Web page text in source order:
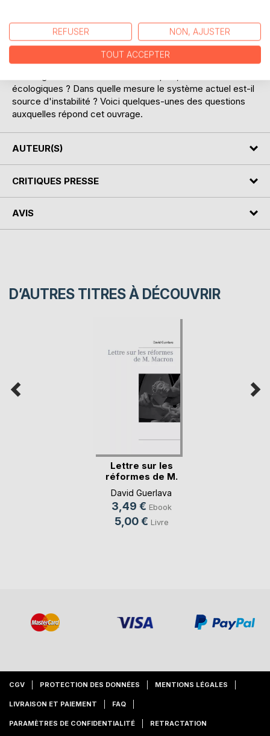
Le capitalisme est-il vraiment propice au progrès et à
l'innovation ? Quelles sont les conséquences de l'inégalité
écologiques ? Dans quelle mesure le système actuel est-il
source d'instabilité ? Voici quelques-unes des questions
auxquelles répond cet ouvrage.
AUTEUR(S)
CRITIQUES PRESSE
AVIS
D’AUTRES TITRES À DÉCOUVRIR
Lettre sur les
réformes de M.
Macron
David Guerlava
3,49 € Ebook
5,00 € Livre
CGV PROTECTION DES DONNÉES MENTIONS LÉGALES
LIVRAISON ET PAIEMENT FAQ
PARAMÈTRES DE CONFIDENTIALITÉ RETRACTATION
REFUSER NON, AJUSTER
TOUT ACCEPTER